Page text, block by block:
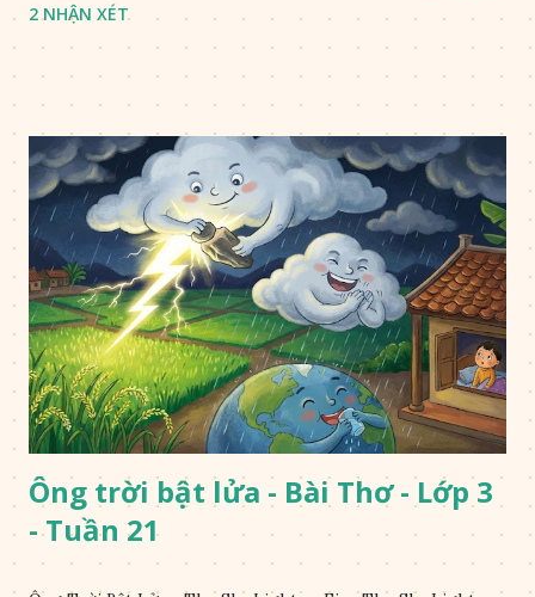
2 NHẬN XÉT
Ông trời bật lửa - Bài Thơ - Lớp 3
- Tuần 21